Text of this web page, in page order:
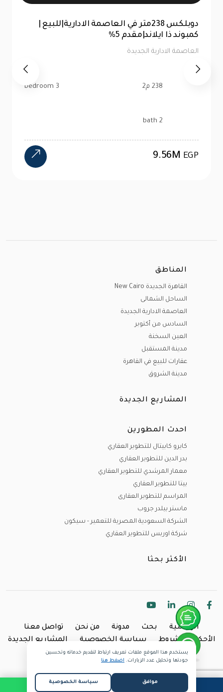
للبيع |شقة 99 متر|كمبوند ذا ايلاند العاصمة
الإدارية |تقسيط 10سنين
العاصمة الادارية الجديدة
99 م2 2 bedroom
1 bath
4.47M EGP
المناطق
القاهرة الجديدة New Cairo
الساحل الشمالى
العاصمة الادارية الجديدة
السادس من أكتوبر
العين السخنة
مدينة المستقبل
عقارات للبيع في القاهرة
مدينة الشروق
المشاريع الجديدة
احدث المطورين
كايرو كابيتال للتطوير العقاري
بدر الدين للتطوير العقاري
معمار المرشدي للتطوير العقاري
بيتا للتطوير العقاري
المراسم للتطوير العقارى
ماستر بيلدر جروب
الشركة السعودية المصرية للتعمير - سيكون
شركة اوربس للتطوير العقاري
الأكثر بحثا
الرئيسية بحث مدونة من نحن
تواصل معنا
الأحكام والشروط
سياسة الخصوصية المشاريع الجديدة
Copyright @2024 Inland.
يستخدم هذا الموقع ملفات تعريف ارتباط لتقديم خدماته وتحسين
جودتها وتحليل عدد الزيارات. اضغط هنا
موافق سياسة الخصوصية